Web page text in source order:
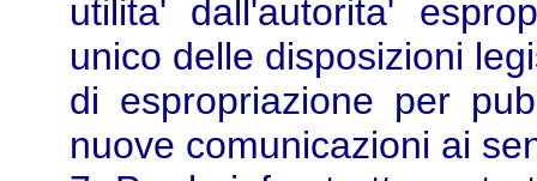
utilita' dall'autorita'
unico delle disposizioni
di espropriazione per
nuove comunicazioni ai